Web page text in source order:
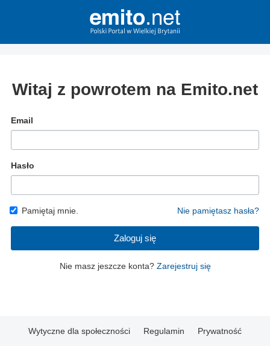
Witaj z powrotem na Emito.net
Email
Hasło
Pamiętaj mnie. Nie pamiętasz hasła?
Zaloguj się
Nie masz jeszcze konta? Zarejestruj się
Wytyczne dla społeczności Regulamin Prywatność